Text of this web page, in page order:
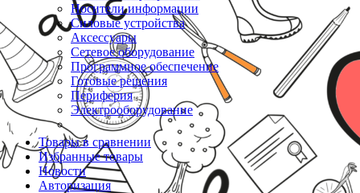
Носители информации
Силовые устройства
Аксессуары
Сетевое оборудование
Программное обеспечение
Готовые решения
Периферия
Электрооборудование
Товары в сравнении
Избранные товары
Новости
Авторизация